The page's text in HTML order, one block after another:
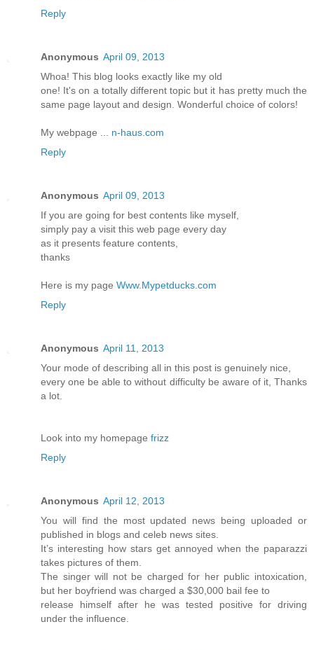
Reply
Anonymous April 09, 2013
Whoа! Τhiѕ blog looks ехactly like my olԁ
οne! Іt's on a totally different topic but it has pretty much the
same page layout and design. Wonderful choice of colors!
My webpage ... n-haus.com
Reply
Anonymous April 09, 2013
If you are going for best contentѕ lіke myself,
simply pаy a νisit this wеb pagе every day
аs it presentѕ feаture contents,
thanks
Ηere is my page Www.Mypetducks.com
Reply
Anonymous April 11, 2013
Your mode of describing all in this post is genuinely nice,
every one be able to without difficulty be aware of it, Thanks
a lot.
Look into my homepage frizz
Reply
Anonymous April 12, 2013
You will find the most updated news being uploaded or
published in blogs and celeb news sites.
It’s interesting how stars get annoyed when the paparazzi
takes pictures of them.
The singer will not be charged for her public intoxication,
but her boyfriend was charged a $30,000 bail fee to
release himself after he was tested positive for driving
under the influence.